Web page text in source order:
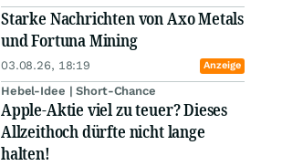
Starke Nachrichten von Axo Metals
und Fortuna Mining
03.08.26, 18:19 Anzeige
Hebel-Idee | Short-Chance
Apple-Aktie viel zu teuer? Dieses
Allzeithoch dürfte nicht lange
halten!